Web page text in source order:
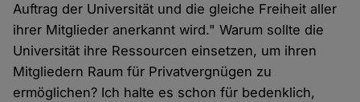
Auftrag der Universität und die gleiche Freiheit aller
ihrer Mitglieder anerkannt wird." Warum sollte die
Universität ihre Ressourcen einsetzen, um ihren
Mitgliedern Raum für Privatvergnügen zu
ermöglichen? Ich halte es schon für bedenklich,